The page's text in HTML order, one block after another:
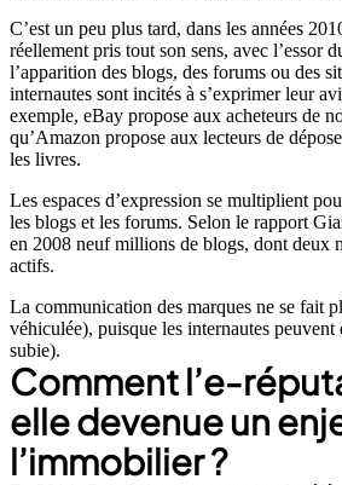
C’est un peu plus tard, dans les années
réellement pris tout son sens, avec l’essor
l’apparition des blogs, des forums ou des
internautes sont incités à s’exprimer leur
exemple, eBay propose aux acheteurs de
qu’Amazon propose aux lecteurs de
les livres.
Les espaces d’expression se multiplient
les blogs et les forums. Selon le rapport
en 2008 neuf millions de blogs, dont deux
actifs.
La communication des marques ne se fait
véhiculée), puisque les internautes
subie).
Comment l’e-
elle devenue un
l’immobilier ?